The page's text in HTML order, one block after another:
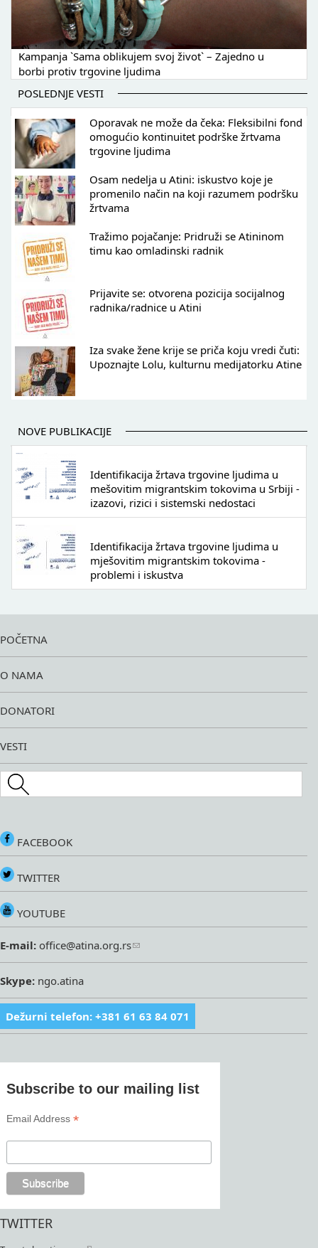
Kampanja `Sama oblikujem svoj život` – Zajedno u
borbi protiv trgovine ljudima
POSLEDNJE VESTI
Oporavak ne može da čeka: Fleksibilni fond
omogućio kontinuitet podrške žrtvama
trgovine ljudima
Osam nedelja u Atini: iskustvo koje je
promenilo način na koji razumem podršku
žrtvama
Tražimo pojačanje: Pridruži se Atininom
timu kao omladinski radnik
Prijavite se: otvorena pozicija socijalnog
radnika/radnice u Atini
Iza svake žene krije se priča koju vredi čuti:
Upoznajte Lolu, kulturnu medijatorku Atine
NOVE PUBLIKACIJE
Identifikacija žrtava trgovine ljudima u
mešovitim migrantskim tokovima u Srbiji -
izazovi, rizici i sistemski nedostaci
Identifikacija žrtava trgovine ljudima u
mješovitim migrantskim tokovima -
problemi i iskustva
POČETNA
O NAMA
DONATORI
VESTI
Search this site
FACEBOOK
TWITTER
YOUTUBE
E-mail: office@atina.org.rs
Skype: ngo.atina
Dežurni telefon: +381 61 63 84 071
Subscribe to our mailing list
Email Address*
TWITTER